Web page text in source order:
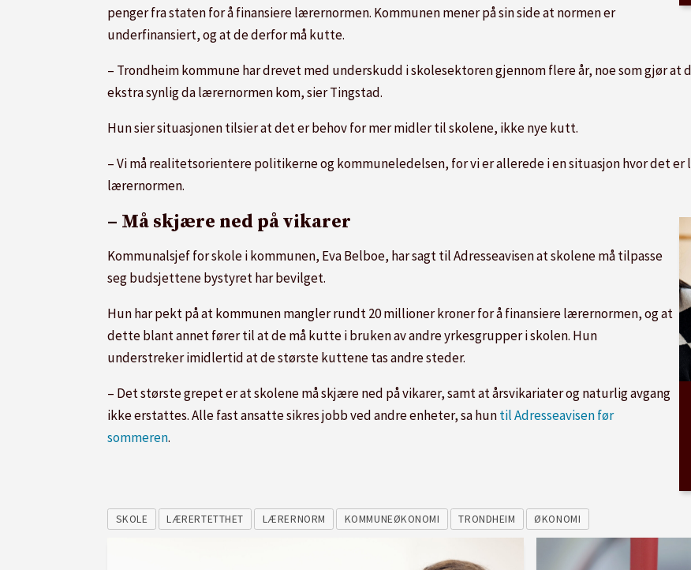
penger fra staten for å finansiere lærernormen. Kommunen mener på sin side at normen er
underfinansiert, og at de derfor må kutte.
– Trondheim kommune har drevet med underskudd i skolesektoren gjennom flere år, noe som gjør
ekstra synlig da lærernormen kom, sier Tingstad.
Hun sier situasjonen tilsier at det er behov for mer midler til skolene, ikke nye kutt.
– Vi må realitetsorientere politikerne og kommuneledelsen, for vi er allerede i en situasjon hvor det
lærernormen.
– Må skjære ned på vikarer
Kommunalsjef for skole i kommunen, Eva Belboe, har sagt til Adresseavisen at skolene må tilpasse
seg budsjettene bystyret har bevilget.
Hun har pekt på at kommunen mangler rundt 20 millioner kroner for å finansiere lærernormen, og at
dette blant annet fører til at de må kutte i bruken av andre yrkesgrupper i skolen. Hun
understreker imidlertid at de største kuttene tas andre steder.
– Det største grepet er at skolene må skjære ned på vikarer, samt at årsvikariater og naturlig avgang
ikke erstattes. Alle fast ansatte sikres jobb ved andre enheter, sa huntil Adresseavisen før
sommeren.
SKOLE LÆRERTETTHET LÆRERNORM KOMMUNEØKONOMI TRONDHEIM ØKONOMI